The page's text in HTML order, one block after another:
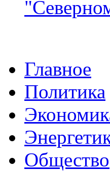
Главное
Политика
Общество